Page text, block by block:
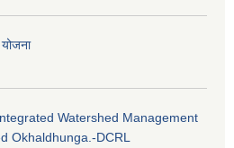
योजना
Watershed Management
Okhaldhunga.-DCRL